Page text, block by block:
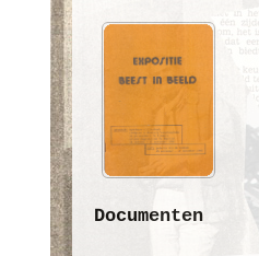
Documenten